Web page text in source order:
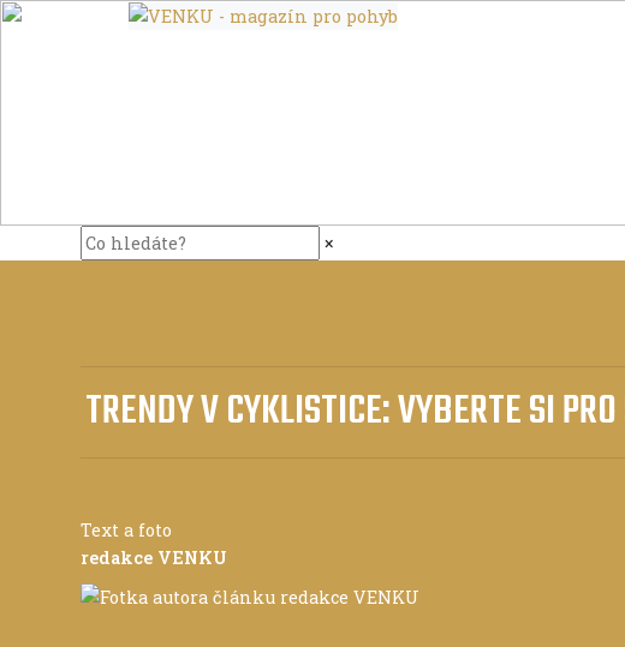
×
TRENDY V CYKLISTICE: VYBERTE SI
Text a foto
redakce VENKU